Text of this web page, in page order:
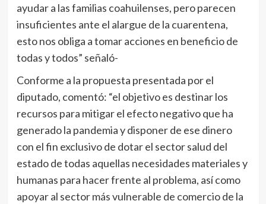
ayudar a las familias coahuilenses, pero parecen
insuficientes ante el alargue de la cuarentena,
esto nos obliga a tomar acciones en beneficio de
todas y todos” señaló-
Conforme a la propuesta presentada por el
diputado, comentó: “el objetivo es destinar los
recursos para mitigar el efecto negativo que ha
generado la pandemia y disponer de ese dinero
con el fin exclusivo de dotar el sector salud del
estado de todas aquellas necesidades materiales y
humanas para hacer frente al problema, así como
apoyar al sector más vulnerable de comercio de la